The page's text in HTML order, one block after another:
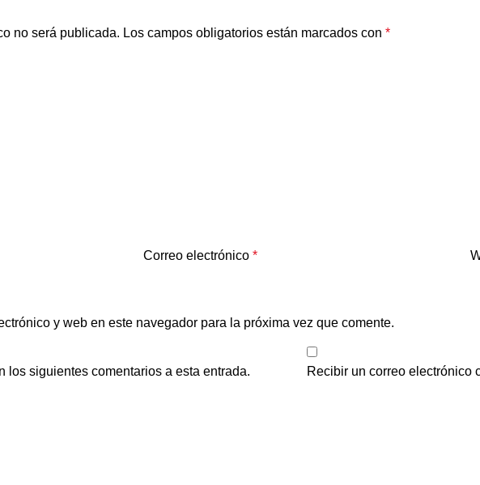
no será publicada. Los campos obligatorios están marcados con *
Correo electrónico *
y web en este navegador para la próxima vez que comente.
los siguientes comentarios a esta entrada. Recibir un correo electrónico